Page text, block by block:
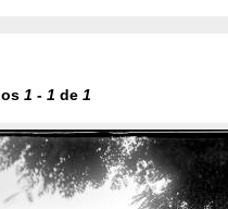
1 - 1 de 1